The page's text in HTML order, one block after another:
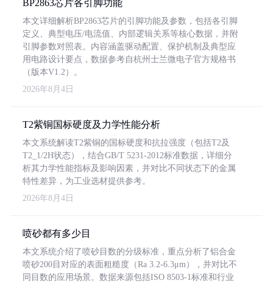
BP2863芯片各引脚功能
本文详细解析BP2863芯片的引脚功能及参数，包括各引脚
定义、典型电压/电流值、内部逻辑关系等核心数据，并附
引脚参数对照表。内容涵盖驱动配置、保护机制及典型应
用电路设计要点，数据参考自杭州士兰微电子官方规格书
（版本V1.2）。
2026年8月4日
T2紫铜国标硬度及力学性能分析
本文系统解读T2紫铜的国标硬度和抗拉强度（包括T2及
T2_1/2H状态），结合GB/T 5231-2012标准数据，详细分
析其力学性能指标及影响因素，并对比不同状态下的金属
特性差异，为工业选材提供参考。
2026年8月4日
喷砂都有多少目
本文系统介绍了喷砂目数的分级标准，重点分析了铝合金
喷砂200目对应的表面粗糙度（Ra 3.2-6.3μm），并对比不
同目数的应用场景。数据来源包括ISO 8503-1标准和行业